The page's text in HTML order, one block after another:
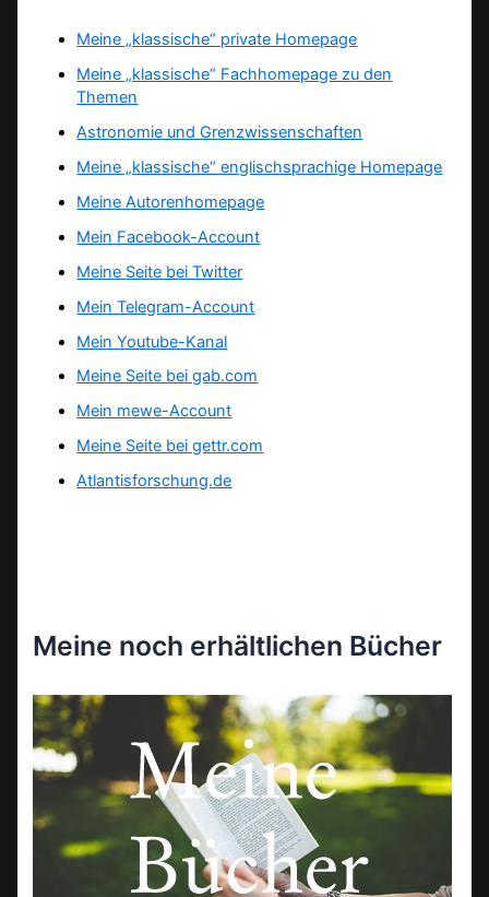
Meine „klassische“ private Homepage
Meine „klassische“ Fachhomepage zu den
Themen
Astronomie und Grenzwissenschaften
Meine „klassische“ englischsprachige Homepage
Meine Autorenhomepage
Mein Facebook-Account
Meine Seite bei Twitter
Mein Telegram-Account
Mein Youtube-Kanal
Meine Seite bei gab.com
Mein mewe-Account
Meine Seite bei gettr.com
Atlantisforschung.de
Meine noch erhältlichen Bücher